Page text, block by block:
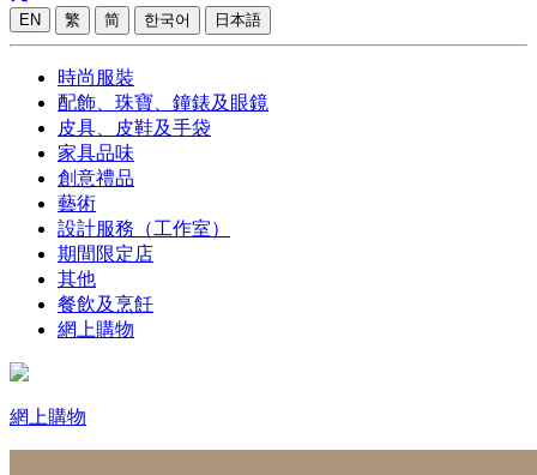
EN 繁 简 한국어 日本語
時尚服裝
配飾、珠寶、鐘錶及眼鏡
皮具、皮鞋及手袋
家具品味
創意禮品
藝術
設計服務（工作室）
期間限定店
其他
餐飲及烹飪
網上購物
網上購物